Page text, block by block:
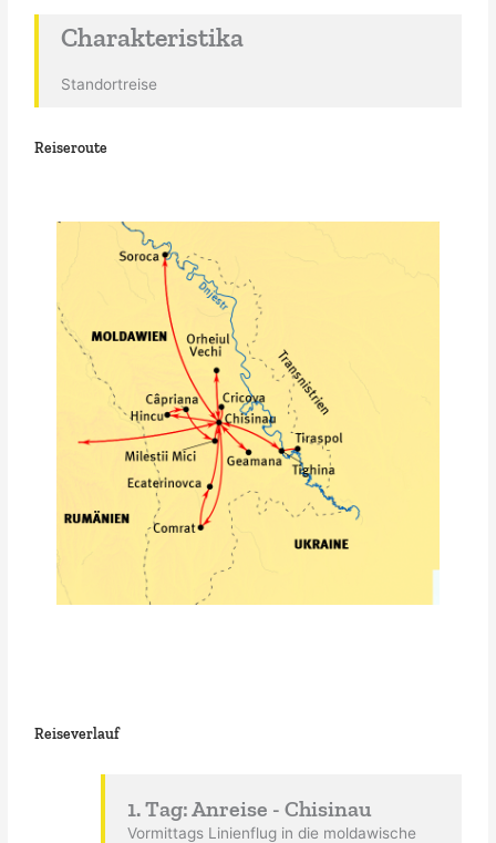
Charakteristika
Standortreise
Reiseroute
Reiseverlauf
1. Tag: Anreise - Chisinau
Vormittags Linienflug in die moldawische